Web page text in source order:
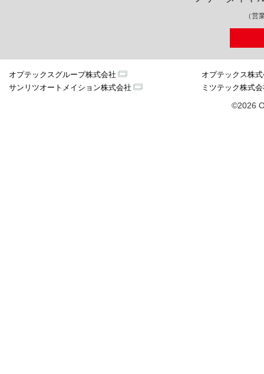
（営
オプテックスグループ株式会社
オプテックス株
サンリツオートメイション株式会社
ミツテック株式
©2026